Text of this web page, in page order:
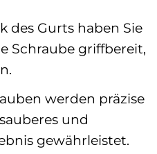
des Gurts haben Sie
Schraube griffbereit,
werden präzise
und
gewährleistet.